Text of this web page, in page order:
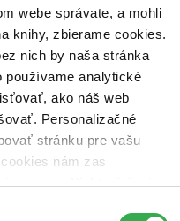
webe správate, a mohli
knihy, zbierame cookies.
nich by naša stránka
používame analytické
ako náš web
Personalizačné
stránku pre vašu
nám zas
reklamy. Niektoré údaje